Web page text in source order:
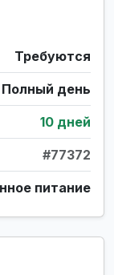
Требуются
Полный день
10 дней
#77372
питание